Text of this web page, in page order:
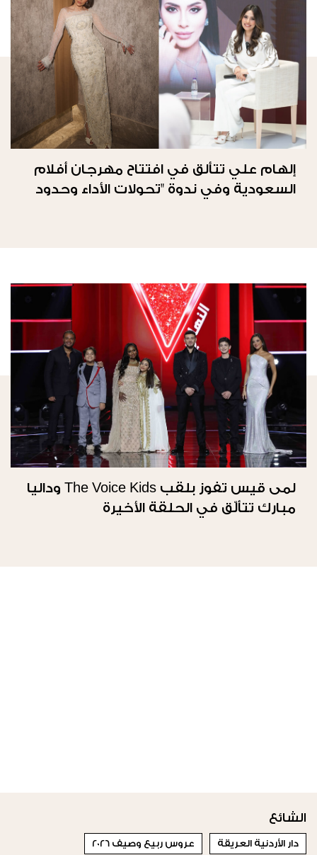
إلهام علي تتألق في افتتاح مهرجان أفلام
السعودية وفي ندوة "تحولات الأداء وحدود
لمى قيس تفوز بلقب The Voice Kids وداليا
مبارك تتألّق في الحلقة الأخيرة
الشائع
دار الأردنية العريقة عروس ربيع وصيف 2026